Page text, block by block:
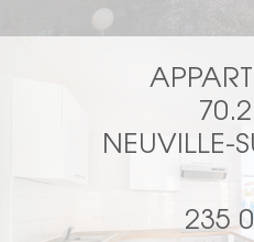
NEUVILLE-
235